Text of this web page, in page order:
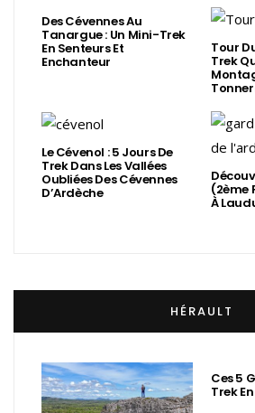
Des Cévennes Au
Tanargue : Un Mini-Trek
En Senteurs Et
Enchanteur
Tour
Trek
Le Cévenol : 5 Jours De
Trek Dans Les Vallées
Oubliées Des Cévennes
D’Ardèche (2ème
À
HÉRAULT
Ces 5
Trek